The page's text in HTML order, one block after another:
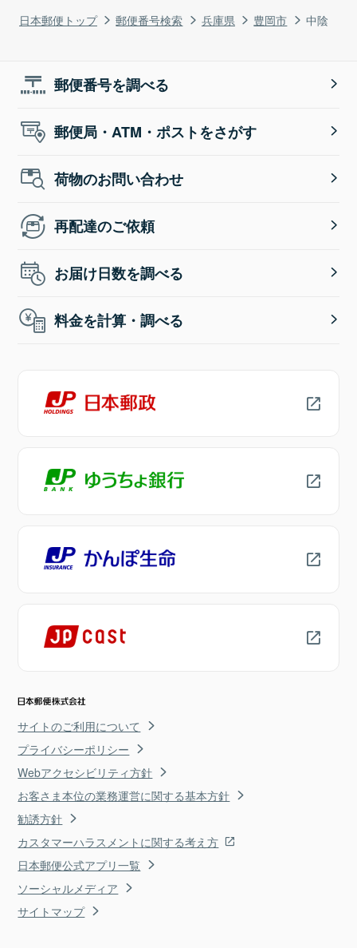
日本郵便トップ 郵便番号検索 兵庫県 豊岡市 中陰
郵便番号を調べる
郵便局・ATM・ポストをさがす
荷物のお問い合わせ
再配達のご依頼
お届け日数を調べる
料金を計算・調べる
サイトのご利用について
プライバシーポリシー
Webアクセシビリティ方針
お客さま本位の業務運営に関する基本方針
勧誘方針
カスタマーハラスメントに関する考え方
日本郵便公式アプリ一覧
ソーシャルメディア
サイトマップ